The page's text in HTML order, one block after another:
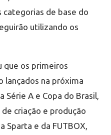
categorias de base do
utilizando os
que os primeiros
lançados na próxima
Série A e Copa do Brasil,
criação e produção
e da FUTBOX,